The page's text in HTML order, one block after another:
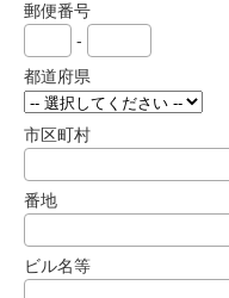
郵便番号
-
都道府県
市区町村
番地
ビル名等